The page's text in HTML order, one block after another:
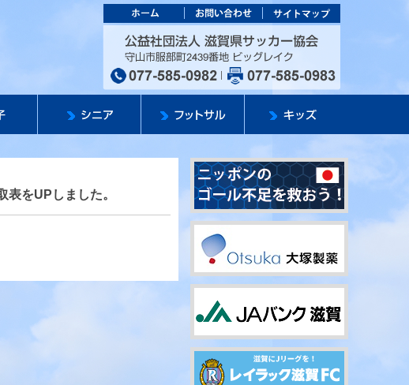
ッカー協会
をUPしました。